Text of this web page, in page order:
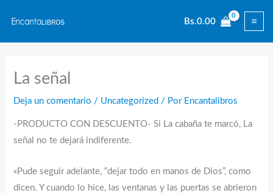
contenido
Bs.0.00
La señal
Deja un comentario / Uncategorized / Por Encantalibros
-PRODUCTO CON DESCUENTO- Si La cabaña te marcó, La
señal no te dejará indiferente.
«Pude seguir adelante, “dejar todo en manos de Dios”, como
dicen. Y cuando lo hice, las ventanas y las puertas se abrieron